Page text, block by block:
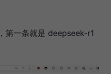
第一条就是 deepseek-r1